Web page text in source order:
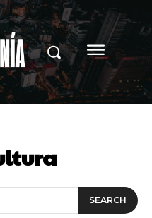
SEARCH